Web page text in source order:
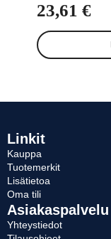
23,61 €
Linkit
Kauppa
Tuotemerkit
Lisätietoa
Oma tili
Asiakaspalvelu
Yhteystiedot